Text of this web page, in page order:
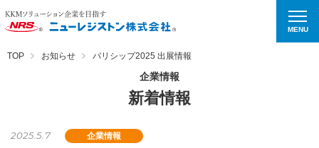
MENU
TOP お知らせ バリシップ2025 出展情報
企業情報
新着情報
2025.5.7 企業情報